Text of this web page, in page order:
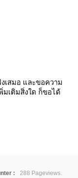
เสมอ และขอความ
เติมสิ่งใด ก็ขอได้
:
288 Pageviews.